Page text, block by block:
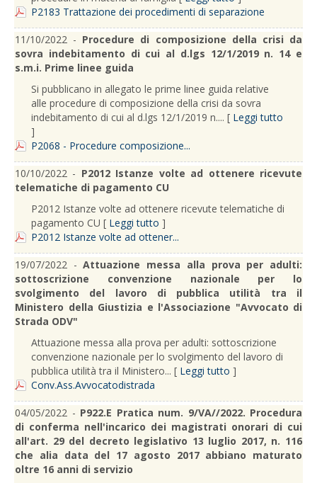
P2183 Trattazione dei procedimenti di separazione
11/10/2022 - Procedure di composizione della crisi da
sovra indebitamento di cui al d.lgs 12/1/2019 n. 14 e
s.m.i. Prime linee guida
Si pubblicano in allegato le prime linee guida relative
alle procedure di composizione della crisi da sovra
indebitamento di cui al d.lgs 12/1/2019 n.... [ Leggi tutto
]
P2068 - Procedure composizione...
10/10/2022 - P2012 Istanze volte ad ottenere ricevute
telematiche di pagamento CU
P2012 Istanze volte ad ottenere ricevute telematiche di
pagamento CU [ Leggi tutto ]
P2012 Istanze volte ad ottener...
19/07/2022 -Attuazione messa alla prova per adulti:
sottoscrizione convenzione nazionale per lo
svolgimento del lavoro di pubblica utilità tra il
Ministero della Giustizia e l'Associazione "Avvocato di
Strada ODV"
Attuazione messa alla prova per adulti: sottoscrizione
convenzione nazionale per lo svolgimento del lavoro di
pubblica utilità tra il Ministero... [ Leggi tutto ]
Conv.Ass.Avvocatodistrada
04/05/2022 - P922.E Pratica num. 9/VA//2022. Procedura
di conferma nell'incarico dei magistrati onorari di cui
all'art. 29 del decreto legislativo 13 luglio 2017, n. 116
che alia data del 17 agosto 2017 abbiano maturato
oltre 16 anni di servizio